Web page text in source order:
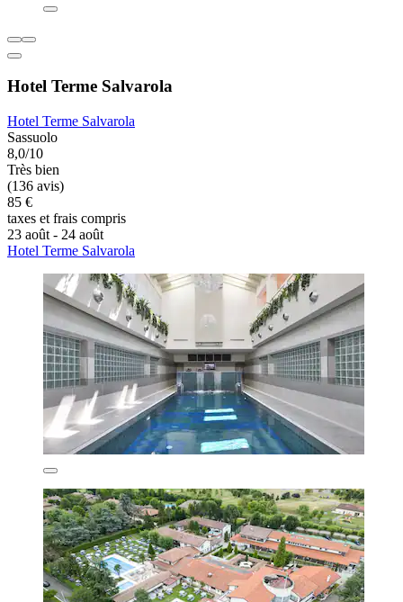
Hotel Terme Salvarola
Hotel Terme Salvarola
Sassuolo
8,0/10
Très bien
(136 avis)
85 €
taxes et frais compris
23 août - 24 août
Hotel Terme Salvarola